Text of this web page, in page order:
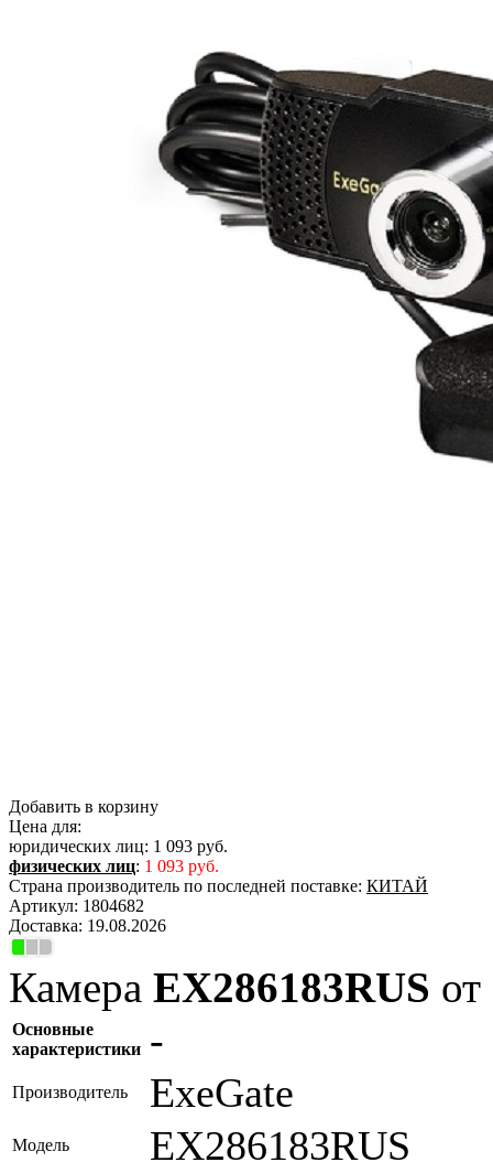
Добавить в корзину
Цена для:
юридических лиц: 1 093 руб.
физических лиц: 1 093 руб.
Страна производитель по последней поставке: КИТАЙ
Артикул: 1804682
Доставка: 19.08.2026
Камера EX286183RUS
Основные
характеристики -
Производитель ExeGate
Модель EX286183RUS